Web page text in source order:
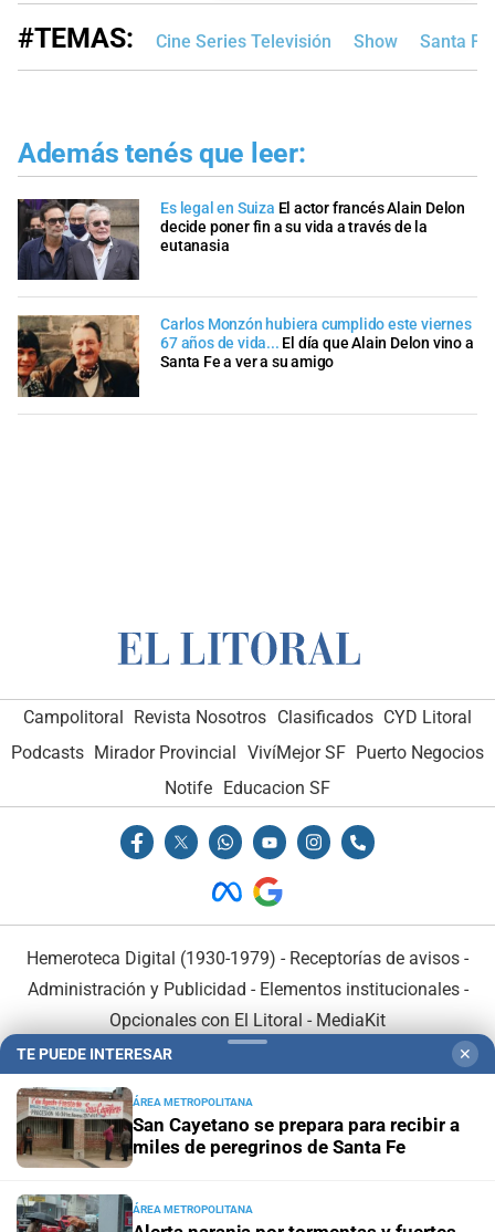
#TEMAS: Cine Series Televisión Show Santa Fe
Además tenés que leer:
Es legal en Suiza El actor francés Alain Delon
decide poner fin a su vida a través de la
eutanasia
Carlos Monzón hubiera cumplido este viernes
67 años de vida... El día que Alain Delon vino a
Santa Fe a ver a su amigo
Campolitoral Revista Nosotros Clasificados CYD Litoral
Podcasts Mirador Provincial VivíMejor SF Puerto Negocios
Notife
Educacion SF
Hemeroteca Digital (1930-1979) - Receptorías de avisos -
Administración y Publicidad - Elementos institucionales-
Opcionales con El Litoral - MediaKit
En Asociación con:
TE PUEDE INTERESAR ✕
ÁREA METROPOLITANA
San Cayetano se prepara para recibir a
miles de peregrinos de Santa Fe
ÁREA METROPOLITANA